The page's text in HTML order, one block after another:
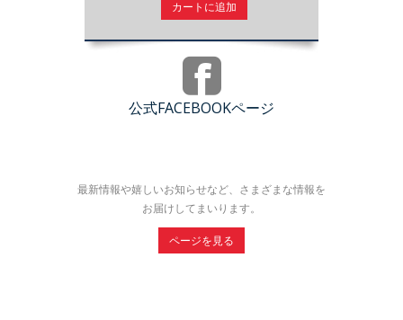
カートに追加
公式FACEBOOKページ
最新情報や嬉しいお知らせなど、さまざまな情報を
お届けしてまいります。
ページを見る